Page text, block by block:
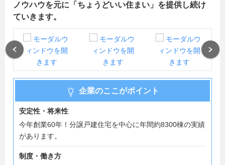
ノウハウを元に「ちょうどいい住まい」を提供し続け
ていきます。
企業のここがポイント
安定性・将来性
今年創業60年！分譲戸建住宅を中心に年間約8300棟の実績
があります。
制度・働き方